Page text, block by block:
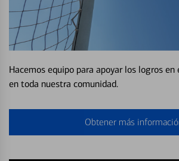
Hacemos equipo para apoyar los logros
en toda nuestra comunidad.
Obtener más